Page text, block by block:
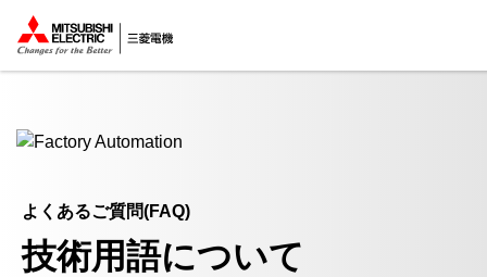
ここから本文
よくあるご質問(FAQ)
技術用語について